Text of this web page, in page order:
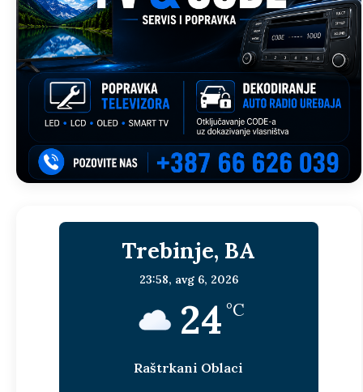
Trebinje, BA
23:58, avg 6, 2026
24 °C
Raštrkani Oblaci